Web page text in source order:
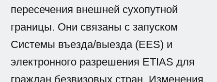
пересечения внешней сухопутной
границы. Они связаны с запуском
Системы въезда/выезда (EES) и
электронного разрешения ETIAS для
граждан безвизовых стран. Изменения